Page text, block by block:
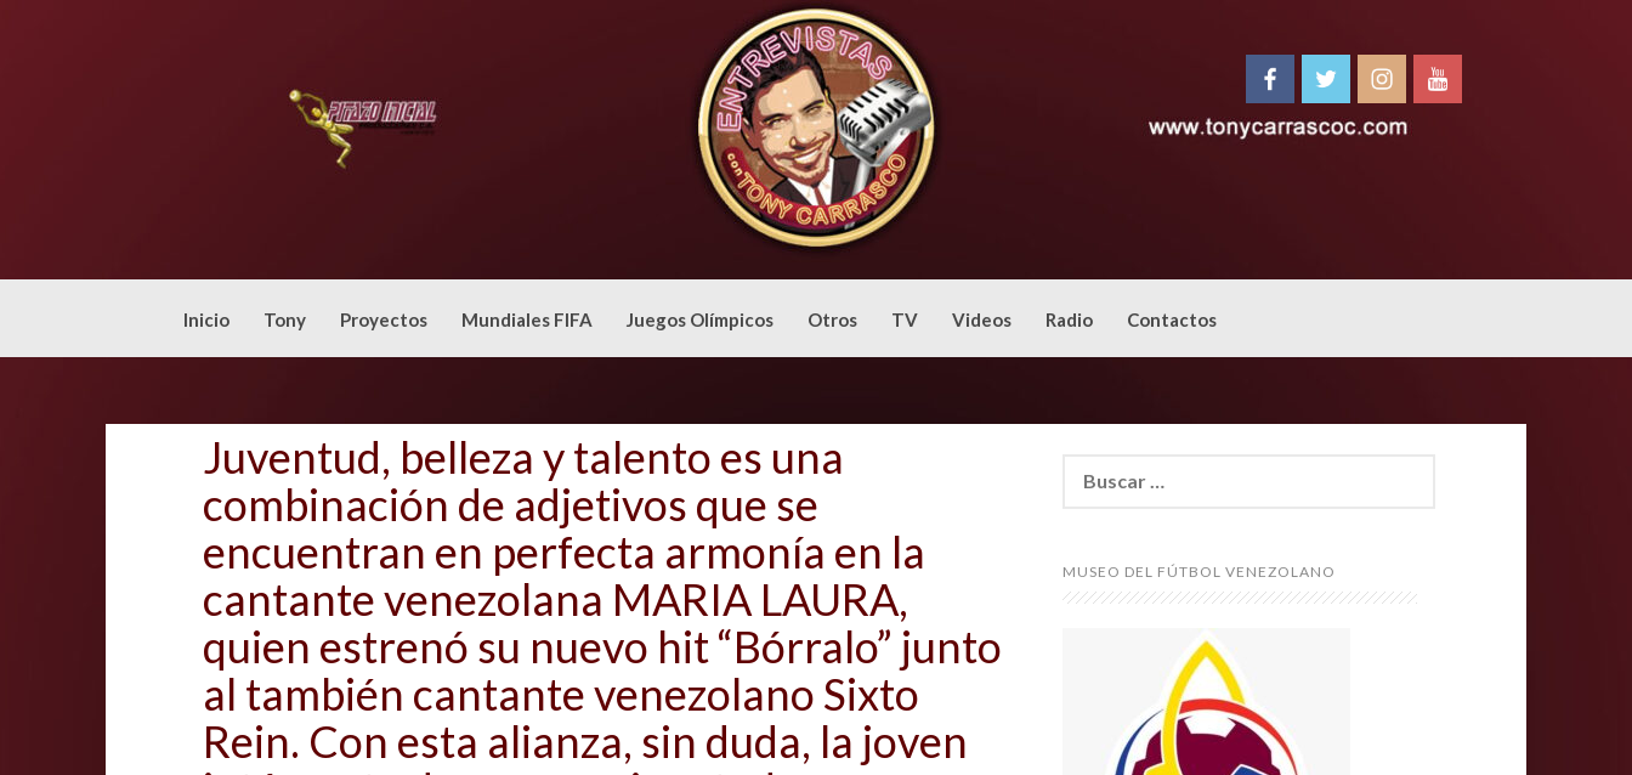
Inicio Tony Proyectos Mundiales FIFA Juegos Olímpicos Otros TV Videos Radio Contactos
Juventud, belleza y talento es una
combinación de adjetivos que se
encuentran en perfecta armonía en la
cantante venezolana MARIA LAURA,
quien estrenó su nuevo hit “Bórralo” junto
al también cantante venezolano Sixto
Rein. Con esta alianza, sin duda, la joven
MUSEO DEL FÚTBOL VENEZOLANO